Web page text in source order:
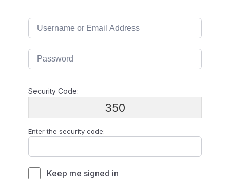
Security Code:
350
Enter the security code:
Keep me signed in